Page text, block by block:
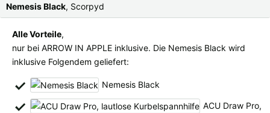
Nemesis Black, Scorpyd
Alle Vorteile,
nur bei ARROW IN APPLE inklusive. Die Nemesis Black wird
inklusive Folgendem geliefert:
Nemesis Black
ACU Draw Pro,
weitere Länder, siehe unten
Alle verfügbaren Versandregionen: